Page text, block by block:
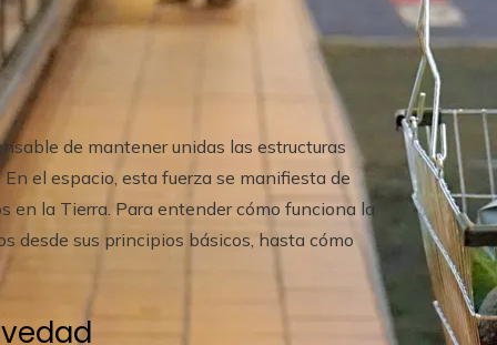
de mantener unidas las estructuras
el espacio, esta fuerza se manifiesta de
en la Tierra. Para entender cómo funciona la
desde sus principios básicos, hasta cómo